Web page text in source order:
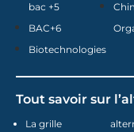
bac +5
BAC+6
Biotechnologies
Tout savoir sur
La grille